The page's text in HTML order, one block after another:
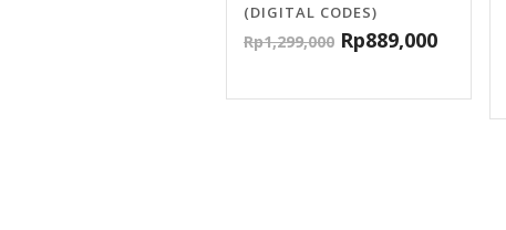
(DIGITAL CODES)
Rp1,299,000 Rp889,000